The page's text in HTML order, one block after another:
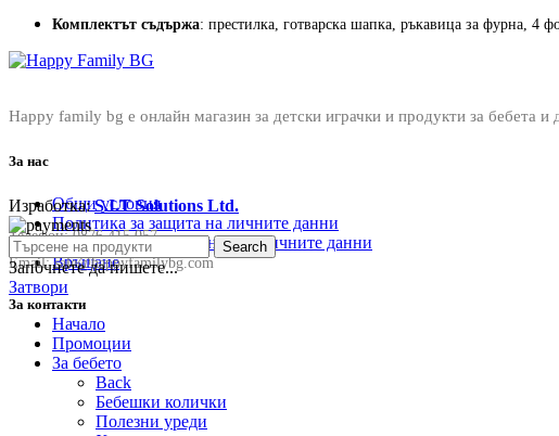
Комплектът съдържа: престилка, готварска шапка, ръкавица за фурна, 4
Happy family bg е онлайн магазин за детски играчки и продукти за бебета
За нас
Общи условия
Политика за защита на личните данни
Политика за съхранение на личните данни
Връщане
За контакти
Телефон:0876 415 057
Email:sale@happyfamilybg.com
Изработка:S.I.T Solutions Ltd.
Search
Започнете да пишете...
Затвори
Начало
Промоции
За бебето
Back
Бебешки колички
Полезни уреди